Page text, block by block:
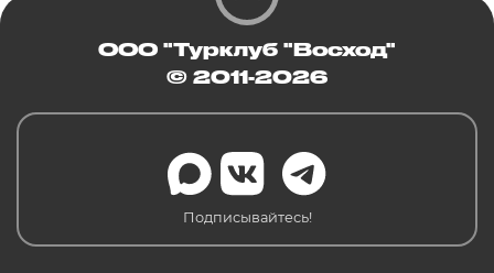
ООО "Турклуб "Восход"
© 2011-2026
Подписывайтесь!